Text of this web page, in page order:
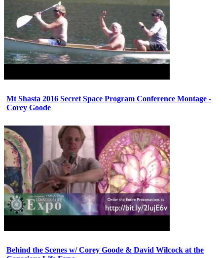
Mt Shasta 2016 Secret Space Program Conference Montage -
Corey Goode
Behind the Scenes w/ Corey Goode & David Wilcock at the